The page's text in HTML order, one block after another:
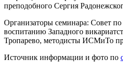
преподобного Сергия
Организаторы семинара: Совет
воспитанию Западного
Тропарево, методисты ИСМиТо
Источник информации и фото по